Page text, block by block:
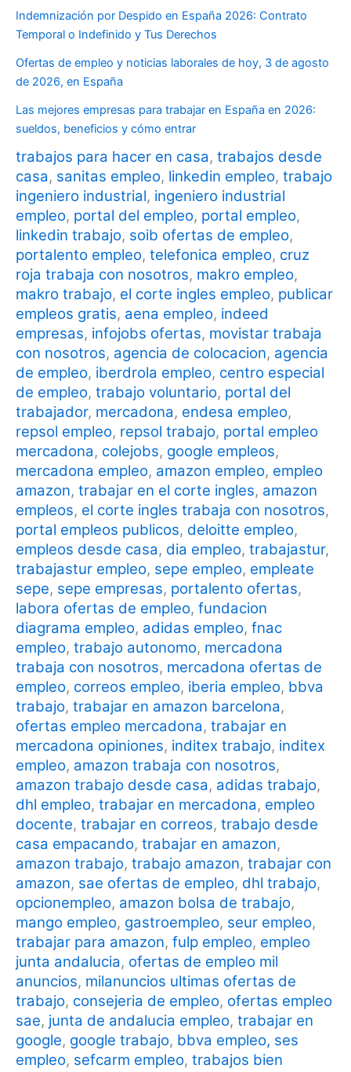
Indemnización por Despido en España 2026: Contrato
Temporal o Indefinido y Tus Derechos
Ofertas de empleo y noticias laborales de hoy, 3 de agosto
de 2026, en España
Las mejores empresas para trabajar en España en 2026:
sueldos, beneficios y cómo entrar
trabajos para hacer en casa, trabajos desde
casa, sanitas empleo, linkedin empleo, trabajo
ingeniero industrial, ingeniero industrial
empleo, portal del empleo, portal empleo,
linkedin trabajo, soib ofertas de empleo,
portalento empleo, telefonica empleo, cruz
roja trabaja con nosotros, makro empleo,
makro trabajo, el corte ingles empleo, publicar
empleos gratis, aena empleo, indeed
empresas, infojobs ofertas, movistar trabaja
con nosotros, agencia de colocacion, agencia
de empleo, iberdrola empleo, centro especial
de empleo, trabajo voluntario, portal del
trabajador, mercadona, endesa empleo,
repsol empleo, repsol trabajo, portal empleo
mercadona, colejobs, google empleos,
mercadona empleo, amazon empleo, empleo
amazon, trabajar en el corte ingles, amazon
empleos, el corte ingles trabaja con nosotros,
portal empleos publicos, deloitte empleo,
empleos desde casa, dia empleo, trabajastur,
trabajastur empleo, sepe empleo, empleate
sepe, sepe empresas, portalento ofertas,
labora ofertas de empleo, fundacion
diagrama empleo, adidas empleo, fnac
empleo, trabajo autonomo, mercadona
trabaja con nosotros, mercadona ofertas de
empleo, correos empleo, iberia empleo, bbva
trabajo, trabajar en amazon barcelona,
ofertas empleo mercadona, trabajar en
mercadona opiniones, inditex trabajo, inditex
empleo, amazon trabaja con nosotros,
amazon trabajo desde casa, adidas trabajo,
dhl empleo, trabajar en mercadona, empleo
docente, trabajar en correos, trabajo desde
casa empacando, trabajar en amazon,
amazon trabajo, trabajo amazon, trabajar con
amazon, sae ofertas de empleo, dhl trabajo,
opcionempleo, amazon bolsa de trabajo,
mango empleo, gastroempleo, seur empleo,
trabajar para amazon, fulp empleo, empleo
junta andalucia, ofertas de empleo mil
anuncios, milanuncios ultimas ofertas de
trabajo, consejeria de empleo, ofertas empleo
sae, junta de andalucia empleo, trabajar en
google, google trabajo, bbva empleo, ses
empleo, sefcarm empleo, trabajos bien